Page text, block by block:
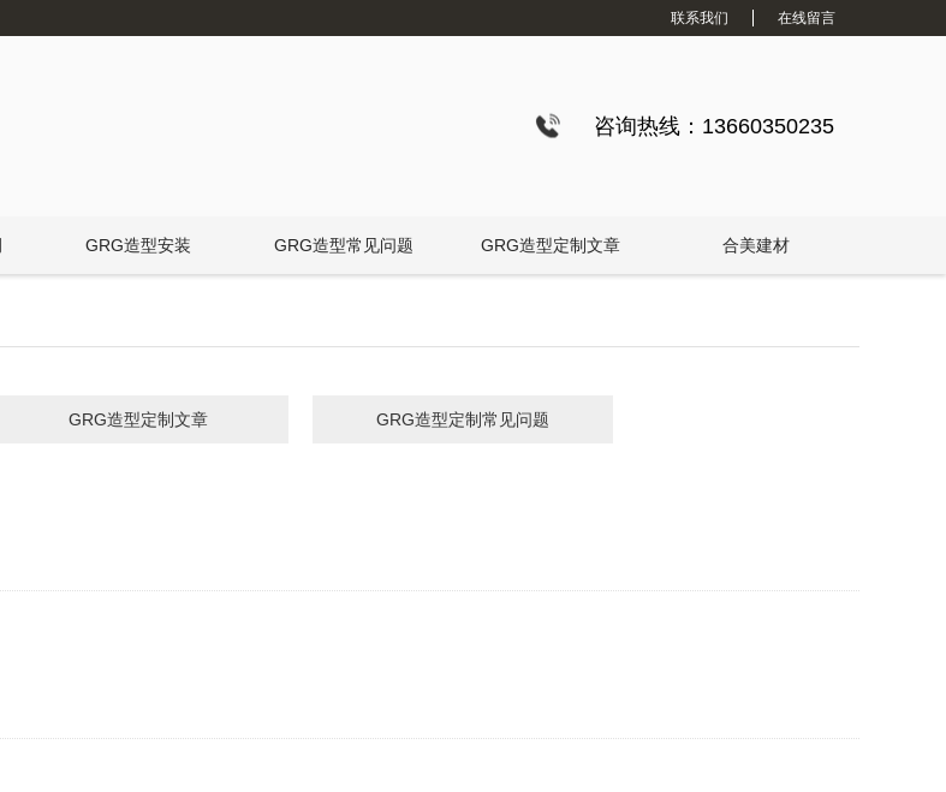
联系我们 在线留言
咨询热线：13660350235
GRG造型安装 GRG造型常见问题 GRG造型定制文章 合美建材
GRG造型定制文章 GRG造型定制常见问题